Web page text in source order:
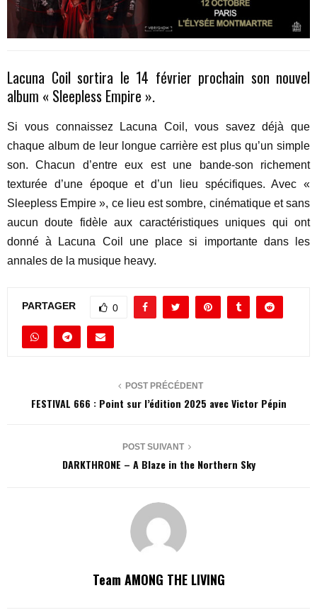
Lacuna Coil sortira le 14 février prochain son nouvel
album « Sleepless Empire ».
Si vous connaissez Lacuna Coil, vous savez déjà que
chaque album de leur longue carrière est plus qu’un simple
son. Chacun d’entre eux est une bande-son richement
texturée d’une époque et d’un lieu spécifiques. Avec «
Sleepless Empire », ce lieu est sombre, cinématique et sans
aucun doute fidèle aux caractéristiques uniques qui ont
donné à Lacuna Coil une place si importante dans les
annales de la musique heavy.
PARTAGER 0
POST PRÉCÉDENT
FESTIVAL 666 : Point sur l’édition 2025 avec Victor Pépin
POST SUIVANT
DARKTHRONE – A Blaze in the Northern Sky
Team AMONG THE LIVING